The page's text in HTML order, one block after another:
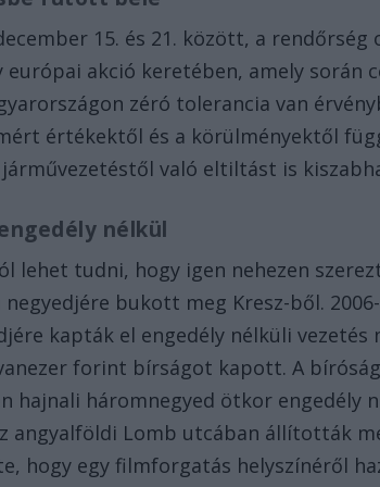
15. és 21. között, a
akció keretében, amely során
zéró tolerancia van
értékektől és a körülményektől
való eltiltást is
nélkül
lehet tudni, hogy igen nehezen
negyedjére bukott meg Kresz-ből.
kapták el engedély nélküli vezetés
forint bírságot kapott. A
hajnali háromnegyed ötkor engedély
angyalföldi Lomb utcában állították
hogy egy filmforgatás helyszínéről